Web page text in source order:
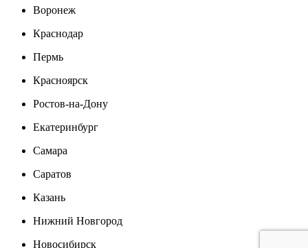
Воронеж
Краснодар
Пермь
Красноярск
Ростов-на-Дону
Екатеринбург
Самара
Саратов
Казань
Нижний Новгород
Новосибирск